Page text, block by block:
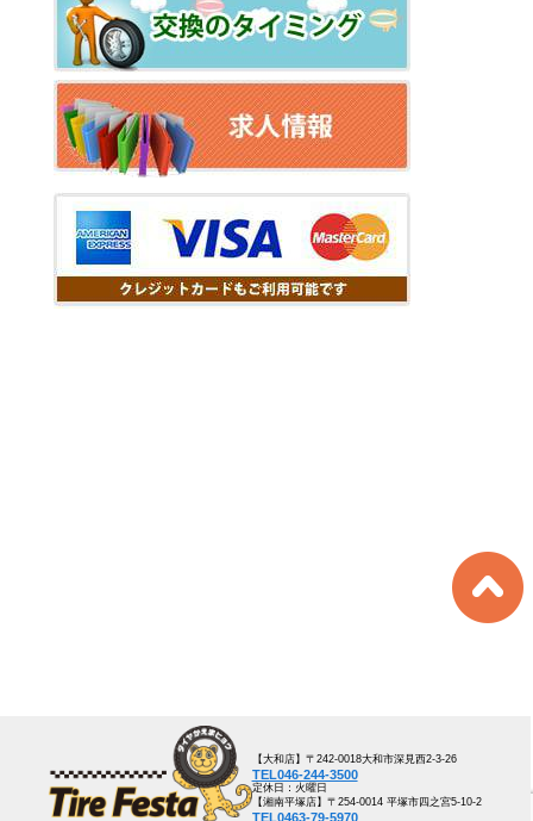
【大和店】〒242-0018大和市深見西2-3-26
TEL046-244-3500
定休日：火曜日
【湘南平塚店】〒254-0014 平塚市四之宮5-10-2
TEL0463-79-5970